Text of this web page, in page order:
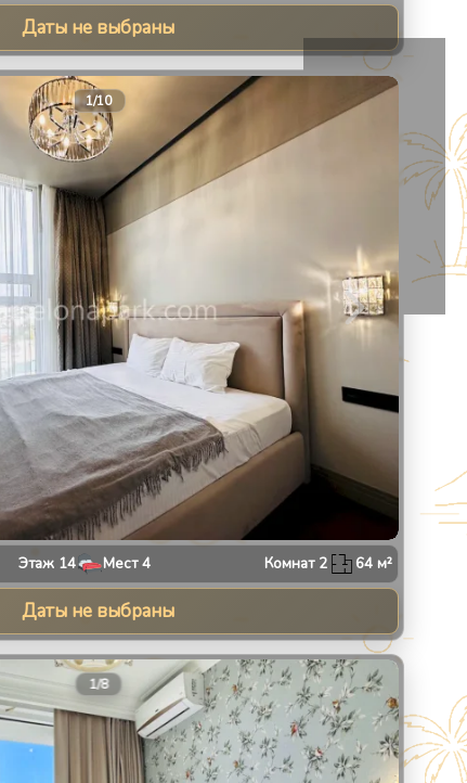
Даты не выбраны
1/10
Этаж 14 Мест4 Комнат 2 64м²
Даты не выбраны
1/8